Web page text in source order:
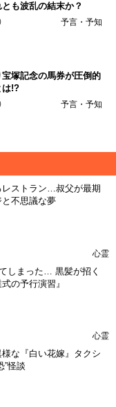
も波乱の結末か？
予言・予知
塚記念の馬券が圧倒的
は!?
予言・予知
レストラン…叔父が最期
不思議な夢
心霊
しまった… 黒髪が招く
の予行演習』
心霊
な『白い花嫁』タクシ
”怪談